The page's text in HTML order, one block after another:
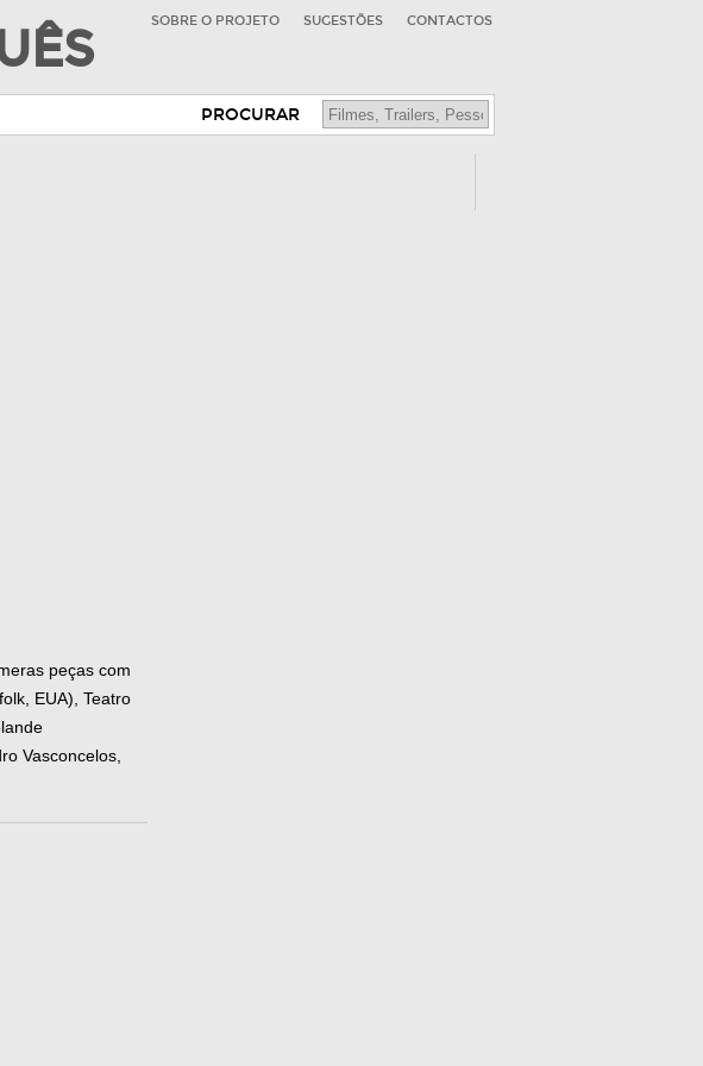
SOBRE O PROJETO SUGESTÕES CONTACTOS
PROCURAR
peças com
EUA), Teatro
Vasconcelos,